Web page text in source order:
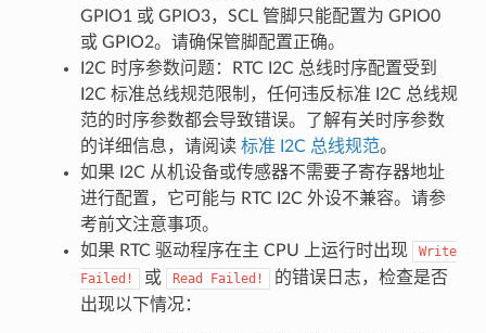
GPIO1 或 GPIO3，SCL 管脚只能配置为 GPIO0
或 GPIO2。请确保管脚配置正确。
I2C 时序参数问题：RTC I2C 总线时序配置受到
I2C 标准总线规范限制，任何违反标准 I2C 总线规
范的时序参数都会导致错误。了解有关时序参数
的详细信息，请阅读 标准 I2C 总线规范。
如果 I2C 从机设备或传感器不需要子寄存器地址
进行配置，它可能与 RTC I2C 外设不兼容。请参
考前文注意事项。
如果 RTC 驱动程序在主 CPU 上运行时出现
Write
Failed!
或 Read Failed!
的错误日志，检查是否
出现以下情况：